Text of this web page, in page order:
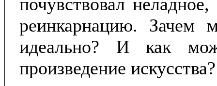
реинкарнацию. Зачем
идеально? И как
произведение искусства?